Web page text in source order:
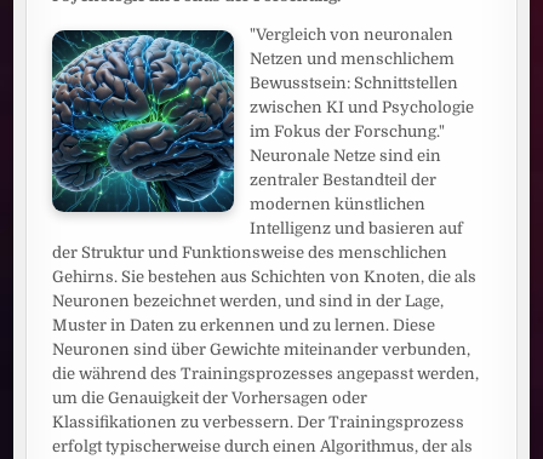
"Vergleich von neuronalen
Netzen und menschlichem
Bewusstsein: Schnittstellen
zwischen KI und Psychologie
im Fokus der Forschung."
Neuronale Netze sind ein
zentraler Bestandteil der
modernen künstlichen
Intelligenz und basieren auf
der Struktur und Funktionsweise des menschlichen
Gehirns. Sie bestehen aus Schichten von Knoten, die als
Neuronen bezeichnet werden, und sind in der Lage,
Muster in Daten zu erkennen und zu lernen. Diese
Neuronen sind über Gewichte miteinander verbunden,
die während des Trainingsprozesses angepasst werden,
um die Genauigkeit der Vorhersagen oder
Klassifikationen zu verbessern. Der Trainingsprozess
erfolgt typischerweise durch einen Algorithmus, der als